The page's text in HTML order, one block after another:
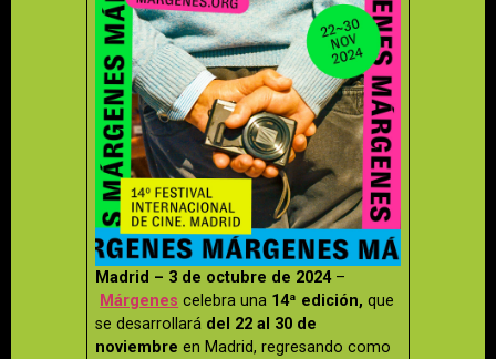
Madrid – 3 de octubre de 2024–
Márgenes celebra una 14ª edición, que
se desarrollará del 22 al 30 de
noviembre en Madrid, regresando como